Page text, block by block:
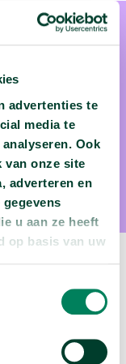
advertenties te
media te
Ook
van onze site
adverteren en
u aan ze heeft
op basis van uw
aan de Vrije
arrow_forward